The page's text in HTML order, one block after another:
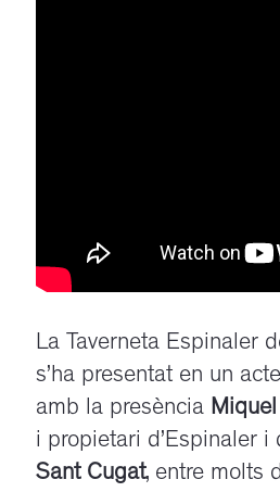
La Taverneta Espinaler
s’ha presentat en un
amb la presència
i propietari d’Espinaler i
Sant Cugat, entre molts